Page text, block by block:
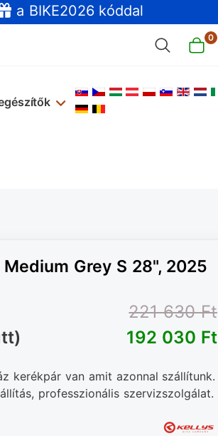
a BIKE2026 kóddal
0
Válasszon nyelvet
Grey S 28", 2025
221 630 Ft‎
192 030 Ft‎
kerékpár van amit azonnal szállítunk.
professzionális szervizszolgálat.